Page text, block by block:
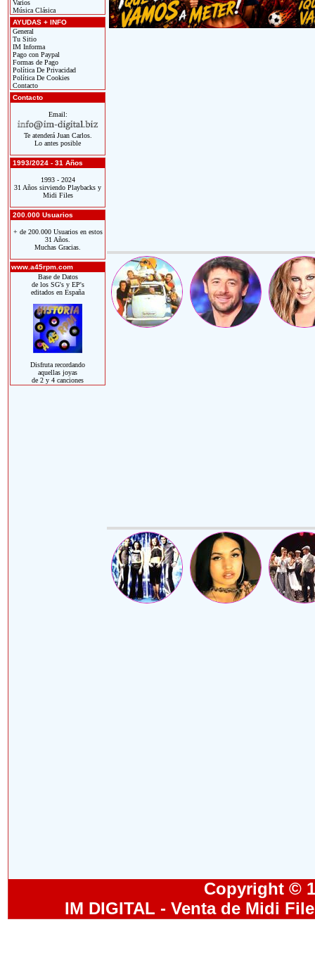
Varios
Música Clásica
AYUDAS + INFO
General
Tu Sitio
IM Informa
Pago con Paypal
Formas de Pago
Política De Privacidad
Política De Cookies
Contacto
Contacto
Email:
Te atenderá Juan Carlos.
Lo antes posible
1993/2024 - 31 Años
1993 - 2024
31 Años sirviendo Playbacks y
Midi Files
200.000 Usuarios
+ de 200.000 Usuarios en estos
31 Años.
Muchas Gracias.
www.a45rpm.com
Base de Datos
de los SG's y EP's
editados en España
Disfruta recordando
aquellas joyas
de 2 y 4 canciones
Copyright ©
IM DIGITAL - Venta de Midi